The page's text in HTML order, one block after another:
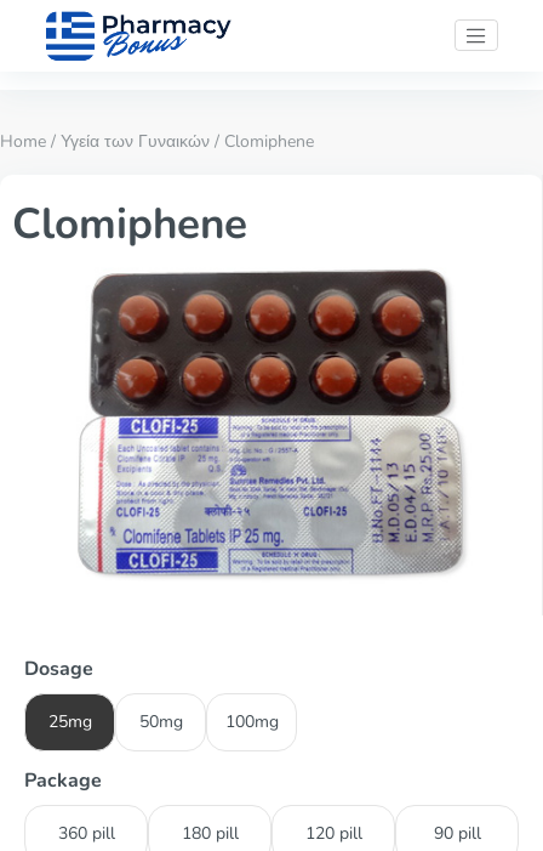
Home / Υγεία των Γυναικών / Clomiphene
Clomiphene
Dosage
25mg 50mg 100mg
Package
360 pill 180 pill 120 pill 90 pill